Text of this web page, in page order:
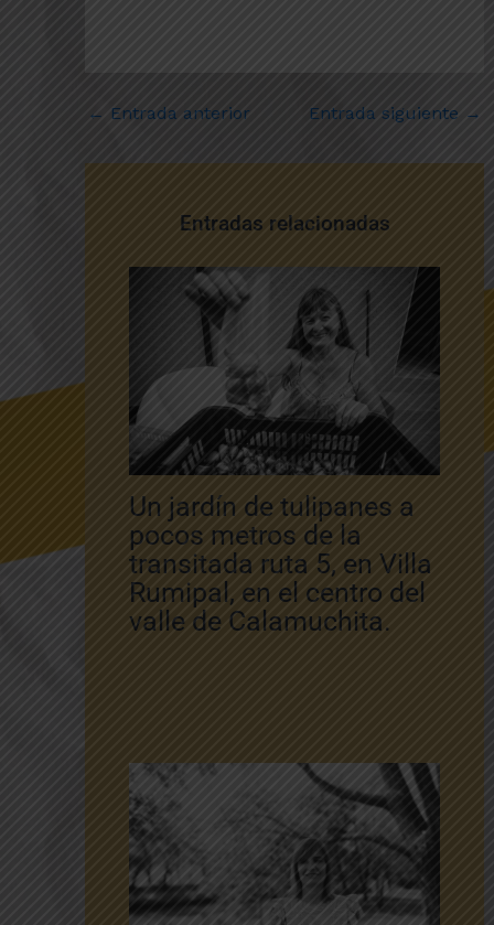
← Entrada anterior Entrada siguiente →
Entradas relacionadas
Un jardín de tulipanes a
pocos metros de la
transitada ruta 5, en Villa
Rumipal, en el centro del
valle de Calamuchita.